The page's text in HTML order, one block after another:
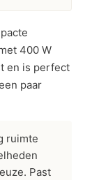
400 W
en is perfect
paar
ruimte
Past